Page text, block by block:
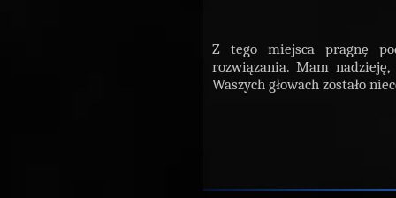
Z tego miejsca pragnę
rozwiązania. Mam
Waszych głowach zostało